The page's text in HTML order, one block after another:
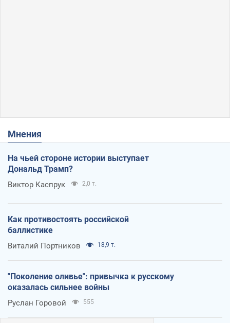
Мнения
На чьей стороне истории выступает
Дональд Трамп?
Виктор Каспрук 2,0 т.
Как противостоять российской
баллистике
Виталий Портников 18,9 т.
"Поколение оливье": привычка к русскому
оказалась сильнее войны
Руслан Горовой 555